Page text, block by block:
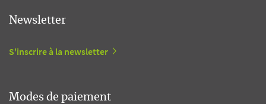
Newsletter
S'inscrire à la newsletter
Modes de paiement